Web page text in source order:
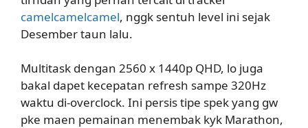
camelcamelcamel, nggk sentuh level ini sejak
Desember taun lalu.
Multitask dengan 2560 x 1440p QHD, lo juga
bakal dapet kecepatan refresh sampe 320Hz
waktu di-overclock. Ini persis tipe spek yang gw
pke maen pemainan menembak kyk Marathon,